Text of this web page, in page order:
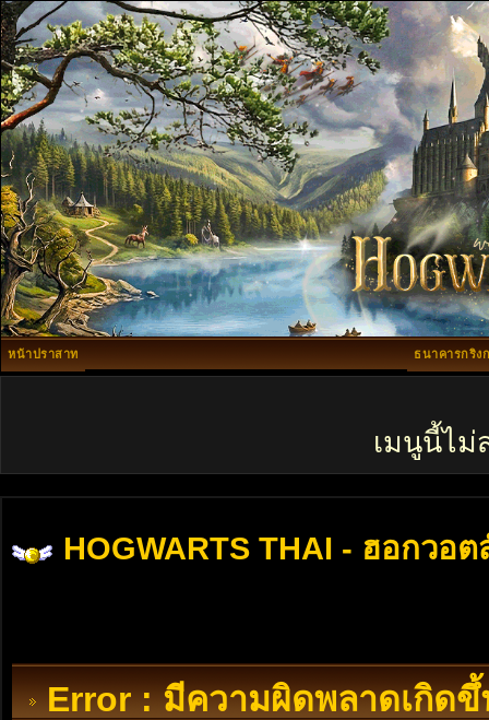
หน้าปราสาท ธนาคารกริง
เมนูนี้ไม่
HOGWARTS THAI - ฮอกวอต
Error : มีความผิดพลาดเกิดขึ้